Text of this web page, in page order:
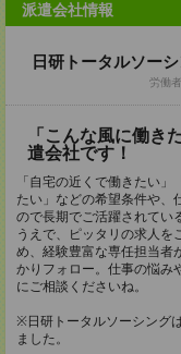
派遣会社情報
日研トータルソー
労働
「こんな風に働き
遣会社です！
「自宅の近くで働きたい
たい」などの希望条件や、
ので長期でご活躍されてい
うえで、ピッタリの求人を
め、経験豊富な専任担当者
かりフォロー。仕事の悩み
にご相談くださいね。
※日研トータルソーシング
ました。